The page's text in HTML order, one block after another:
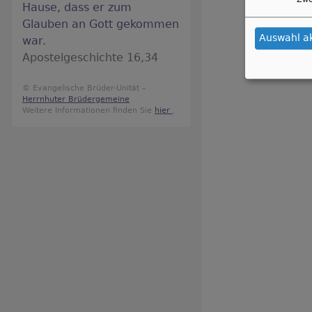
Hause, dass er zum
Glauben an Gott gekommen
war.
Apostelgeschichte 16,34
© Evangelische Brüder-Unität –
Herrnhuter Brüdergemeine
Weitere Informationen finden Sie hier .
Auswahl